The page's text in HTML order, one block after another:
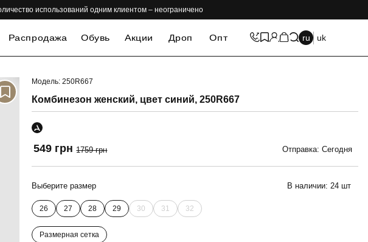
использований одним клиентом – неограничено
Распродажа Обувь Акции Дроп Опт ru uk
-69%
Модель: 250R667
Комбинезон женский, цвет синий, 250R667
549 грн 1759 грн Отправка: Сегодня
Выберите размер В наличии: 24 шт
26 27 28 29 30 31 32
Размерная сетка